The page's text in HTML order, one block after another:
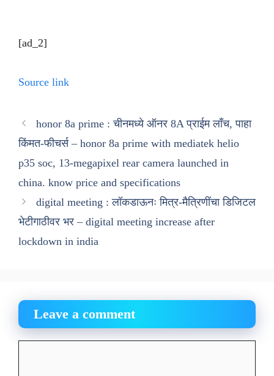
[ad_2]
Source link
honor 8a prime : चीनमध्ये ऑनर 8A प्राईम लाँच, पाहा
किंमत-फीचर्स – honor 8a prime with mediatek helio
p35 soc, 13-megapixel rear camera launched in
china. know price and specifications
digital meeting : लॉकडाऊनः मित्र-मैत्रिणींचा डिजिटल
भेटीगाठीवर भर – digital meeting increase after
lockdown in india
Leave a comment